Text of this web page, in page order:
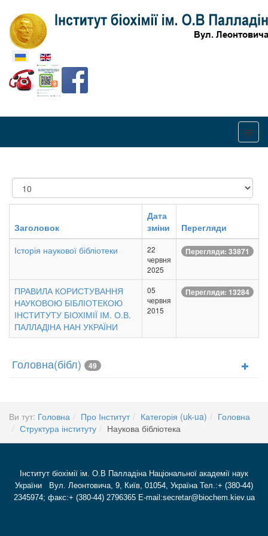
Оберіть свою мову
Показувати
Заголовок
Дата
зміни
Перегляди
Історія наукової бібліотеки
22
червня
2025
Перегляди: 33871
ПРАВИЛА КОРИСТУВАННЯ
НАУКОВОЮ БІБЛІОТЕКОЮ
ІНСТИТУТУ БІОХІМІЇ ІМ. О.В.
ПАЛЛАДІНА НАН УКРАЇНИ
05
червня
2015
Перегляди: 13284
Головна(бібл) 49
Ви тут: Головна Про Інститут Категорія (uk-ua)
Головна
Структура інституту
Наукова бібліотека
Інститут біохімії ім. О.В Палладіна Національної академії наук
України Вул. Леонтовича, 9, Київ, 01054, Україна Тел.:+ (380-44)
2345974; факс:+ (380-44) 2796365 E-mail:secretar@biochem.kiev.ua